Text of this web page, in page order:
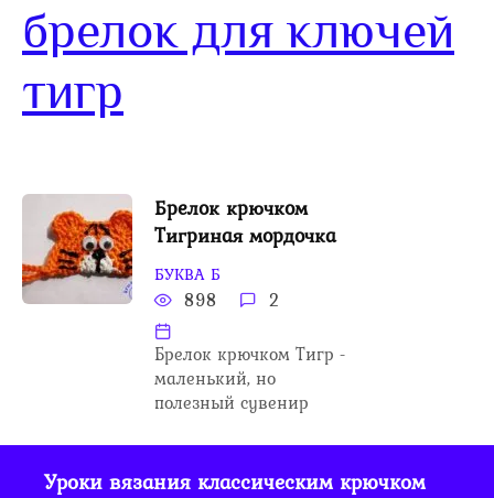
брелок для ключей
тигр
Брелок крючком
Тигриная мордочка
БУКВА Б
898 2
Брелок крючком Тигр -
маленький, но
полезный сувенир
Уроки вязания классическим крючком